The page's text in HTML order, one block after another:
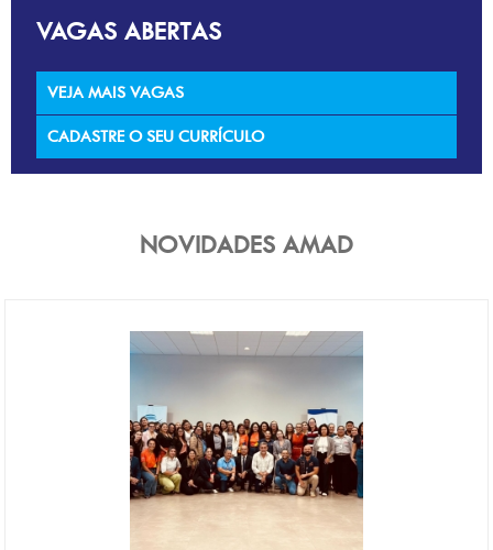
VAGAS ABERTAS
VEJA MAIS VAGAS
CADASTRE O SEU CURRÍCULO
NOVIDADES AMAD